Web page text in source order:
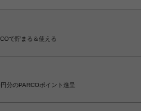
で貯まる＆使える
分のPARCOポイント進呈